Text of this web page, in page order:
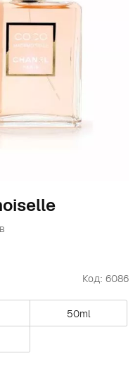
Код: 6086
50ml